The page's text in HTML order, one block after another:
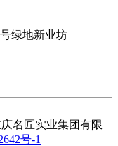
绿地新业坊
庆名匠实业集团有限
号-1